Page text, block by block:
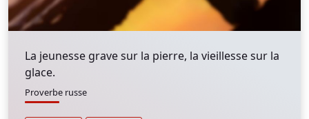
La jeunesse grave sur la pierre, la vieillesse sur la
glace.
Proverbe russe